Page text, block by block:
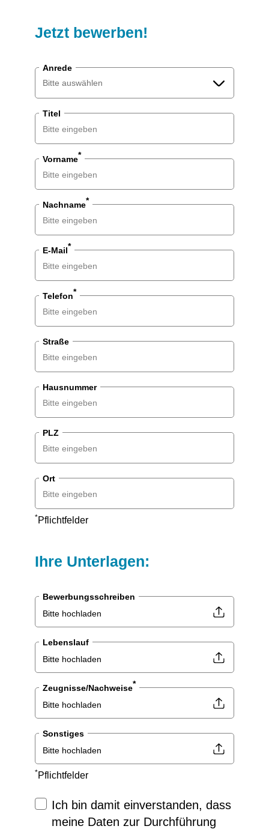
Jetzt bewerben!
Anrede
Bitte auswählen
Bitte auswählen
Titel
Vorname*
Nachname*
E-Mail*
Telefon*
Straße
Hausnummer
PLZ
Ort
*Pflichtfelder
Ihre Unterlagen:
Bewerbungsschreiben
Bitte hochladen
Lebenslauf
Bitte hochladen
Zeugnisse/Nachweise*
Bitte hochladen
Sonstiges
Bitte hochladen
*Pflichtfelder
Ich bin damit einverstanden, dass
meine Daten zur Durchführung